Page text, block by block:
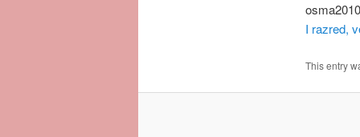
I razred,
This entry